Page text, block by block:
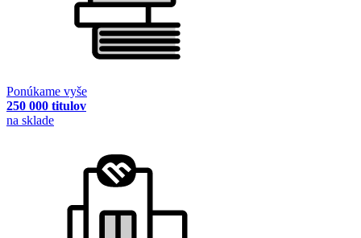
Ponúkame vyše
250 000 titulov
na sklade